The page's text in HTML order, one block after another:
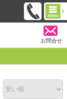
お問合せ